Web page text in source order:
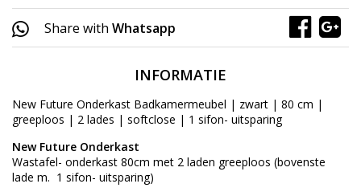
Share with Whatsapp
INFORMATIE
New Future Onderkast Badkamermeubel | zwart | 80 cm |
greeploos | 2 lades | softclose | 1 sifon- uitsparing
New Future Onderkast
Wastafel- onderkast 80cm met 2 laden greeploos (bovenste
lade m. 1 sifon- uitsparing)